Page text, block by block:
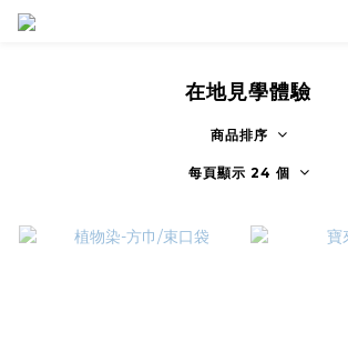
在地見學體驗
商品排序
每頁顯示 24 個